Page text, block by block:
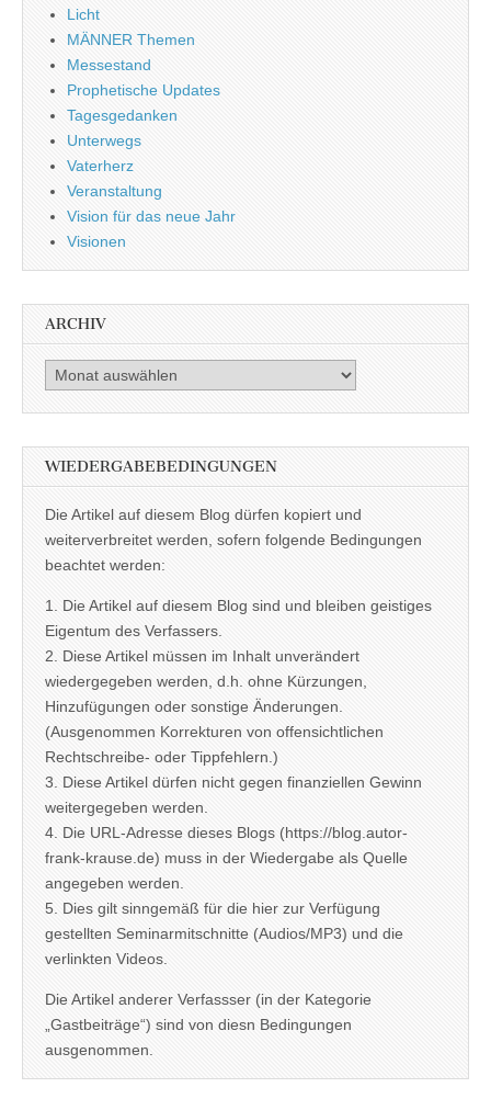
Licht
MÄNNER Themen
Messestand
Prophetische Updates
Tagesgedanken
Unterwegs
Vaterherz
Veranstaltung
Vision für das neue Jahr
Visionen
ARCHIV
Archiv
WIEDERGABEBEDINGUNGEN
Die Artikel auf diesem Blog dürfen kopiert und
weiterverbreitet werden, sofern folgende Bedingungen
beachtet werden:
1. Die Artikel auf diesem Blog sind und bleiben geistiges
Eigentum des Verfassers.
2. Diese Artikel müssen im Inhalt unverändert
wiedergegeben werden, d.h. ohne Kürzungen,
Hinzufügungen oder sonstige Änderungen.
(Ausgenommen Korrekturen von offensichtlichen
Rechtschreibe- oder Tippfehlern.)
3. Diese Artikel dürfen nicht gegen finanziellen Gewinn
weitergegeben werden.
4. Die URL-Adresse dieses Blogs (https://blog.autor-
frank-krause.de) muss in der Wiedergabe als Quelle
angegeben werden.
5. Dies gilt sinngemäß für die hier zur Verfügung
gestellten Seminarmitschnitte (Audios/MP3) und die
verlinkten Videos.
Die Artikel anderer Verfassser (in der Kategorie
„Gastbeiträge“) sind von diesn Bedingungen
ausgenommen.